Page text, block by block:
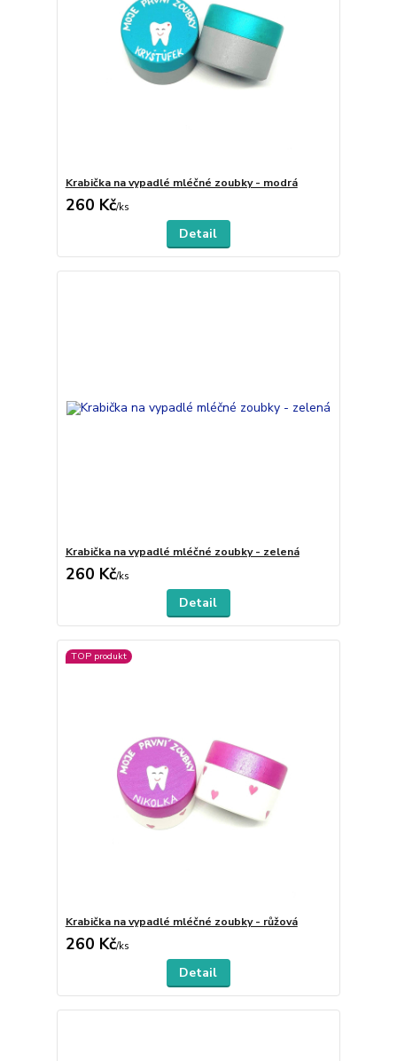
Krabička na vypadlé mléčné zoubky - modrá
260 Kč/ks
Detail
Krabička na vypadlé mléčné zoubky - zelená
260 Kč/ks
Detail
TOP produkt
Krabička na vypadlé mléčné zoubky - růžová
260 Kč/ks
Detail